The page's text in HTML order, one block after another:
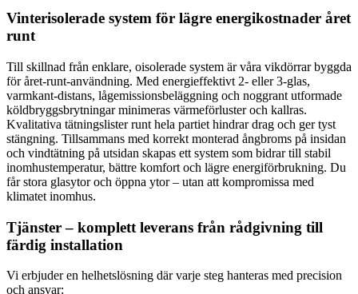
Vinterisolerade system för lägre energikostnader året
runt
Till skillnad från enklare, oisolerade system är våra vikdörrar byggda
för året-runt-användning. Med energieffektivt 2- eller 3-glas,
varmkant-distans, lågemissionsbeläggning och noggrant utformade
köldbryggsbrytningar minimeras värmeförluster och kallras.
Kvalitativa tätningslister runt hela partiet hindrar drag och ger tyst
stängning. Tillsammans med korrekt monterad ångbroms på insidan
och vindtätning på utsidan skapas ett system som bidrar till stabil
inomhustemperatur, bättre komfort och lägre energiförbrukning. Du
får stora glasytor och öppna ytor – utan att kompromissa med
klimatet inomhus.
Tjänster – komplett leverans från rådgivning till
färdig installation
Vi erbjuder en helhetslösning där varje steg hanteras med precision
och ansvar: